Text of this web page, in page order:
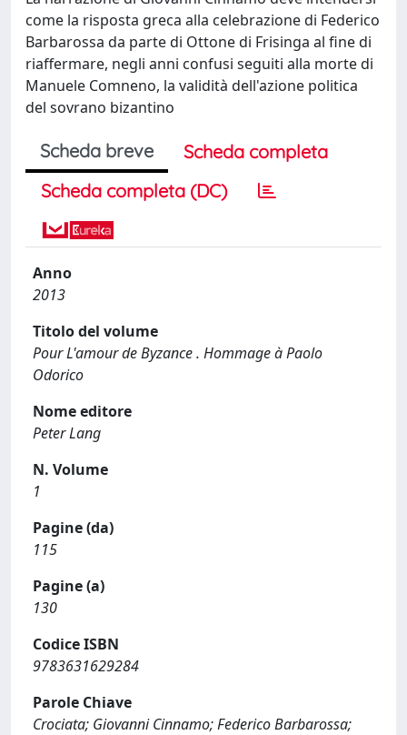
come la risposta greca alla celebrazione di Federico
Barbarossa da parte di Ottone di Frisinga al fine di
riaffermare, negli anni confusi seguiti alla morte di
Manuele Comneno, la validità dell'azione politica
del sovrano bizantino
Scheda breve
Scheda completa
Scheda completa (DC)
Anno
2013
Titolo del volume
Pour L'amour de Byzance . Hommage à Paolo
Odorico
Nome editore
Peter Lang
N. Volume
1
Pagine (da)
115
Pagine (a)
130
Codice ISBN
9783631629284
Parole Chiave
Crociata; Giovanni Cinnamo; Federico Barbarossa;